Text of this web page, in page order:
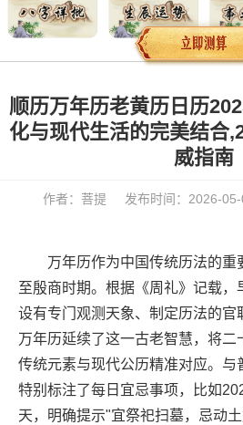
顺历万年历老黄历日历
化与现代生活的完美结合
威指南
作者：菩提 发布时间：2026-
万年历作为中国传统历法的重
至殷商时期。根据《周礼》记载
设有专门观测天象、制定历法的官
万年历延续了这一古老智慧，将二
传统元素与现代公历精准对应。与
特别标注了每日宜忌事项，比如
天，明确提示"宜祭祀扫墓，忌动